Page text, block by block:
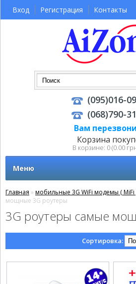
Корзина
В корзине: 0 (0.00
(095)016-
(068)790-
Вам
Вход Регистрация Контакты
Меню
Главная » мобильные 3G WiFi модемы ( MiFi
мощные 3G роутеры
3G роутеры самые
Сортировка: